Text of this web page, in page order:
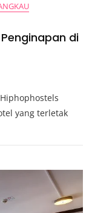
di
yang terletak